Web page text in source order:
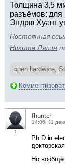
Толщина 3,5
разъёмов: для
Эндрю Хуанг
Постоянная
Никита Лялин
open hardware,
1
fhunter
14:06, 31
Ph.D in
Но вообще